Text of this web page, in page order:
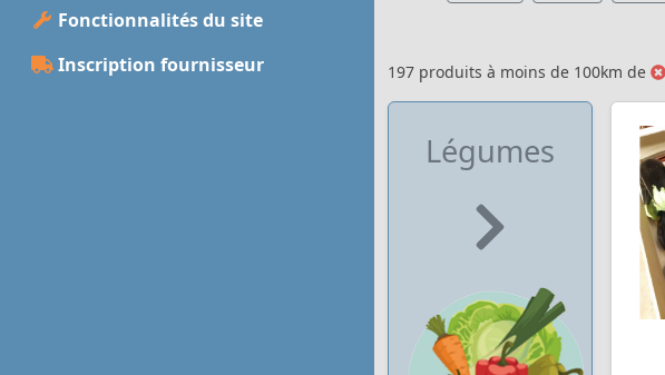
Fonctionnalités du site
Inscription fournisseur
197 produits à moins de 100km de
Légumes